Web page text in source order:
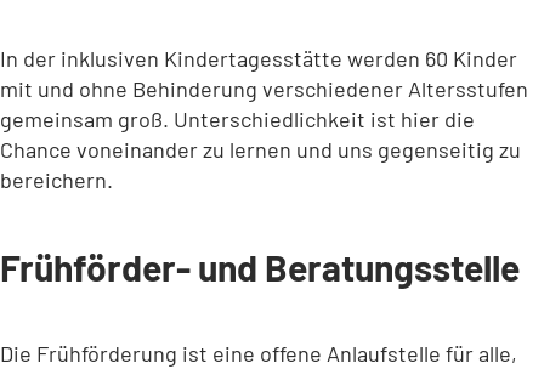
In der inklusiven Kindertagesstätte werden 60 Kinder
mit und ohne Behinderung verschiedener Altersstufen
gemeinsam groß. Unterschiedlichkeit ist hier die
Chance voneinander zu lernen und uns gegenseitig zu
bereichern.
Frühförder- und Beratungsstelle
Die Frühförderung ist eine offene Anlaufstelle für alle,